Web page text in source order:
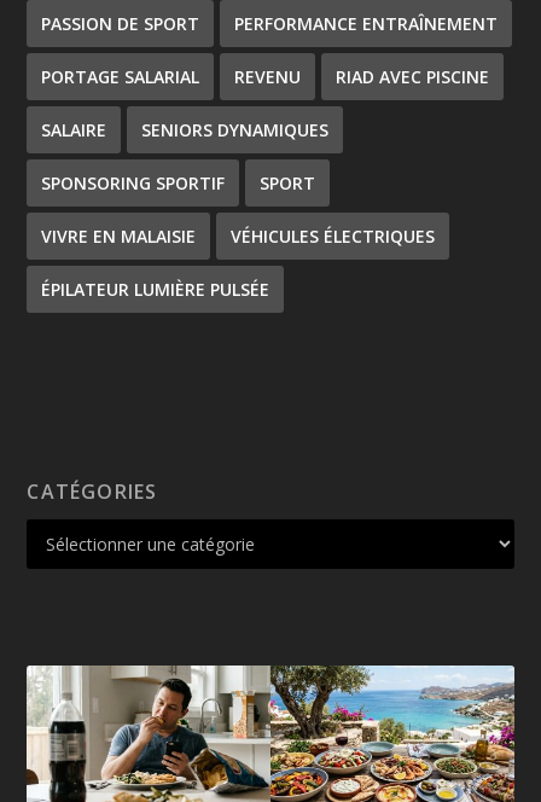
PASSION DE SPORT PERFORMANCE ENTRAÎNEMENT
PORTAGE SALARIAL REVENU RIAD AVEC PISCINE
SALAIRE SENIORS DYNAMIQUES
SPONSORING SPORTIF SPORT
VIVRE EN MALAISIE VÉHICULES ÉLECTRIQUES
ÉPILATEUR LUMIÈRE PULSÉE
CATÉGORIES